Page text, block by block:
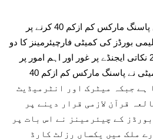
ملک بھر کے تعلیمی بورڈ میں پاسنگ مارکس کم ازکم 40 کرنے پر
بورڈز کی کمیٹی فارچیئرمینز کا دو
روزہ اجلاس ہوا جس میں 21 نکاتی ایجنڈے پر غور اور اہم امور پر
اتفاق کیا گیا۔ اجلاس میں کمیٹی نے پاسنگ مارکس کم ازکم 40
ہے جبکہ میٹرک اور انٹرمیڈیٹ
قرآن لازمی قرار دینے پر
کے چیئرمینز نے اس بات پر
ملک میں یکساں رزلٹ کارڈ